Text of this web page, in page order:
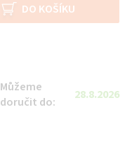
DO KOŠÍKU
Můžeme
doručit do:
28.8.2026